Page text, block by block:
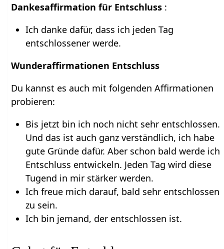
Dankesaffirmation für Entschluss :
Ich danke dafür, dass ich jeden Tag
entschlossener werde.
Wunderaffirmationen Entschluss
Du kannst es auch mit folgenden Affirmationen
probieren:
Bis jetzt bin ich noch nicht sehr entschlossen.
Und das ist auch ganz verständlich, ich habe
gute Gründe dafür. Aber schon bald werde ich
Entschluss entwickeln. Jeden Tag wird diese
Tugend in mir stärker werden.
Ich freue mich darauf, bald sehr entschlossen
zu sein.
Ich bin jemand, der entschlossen ist.